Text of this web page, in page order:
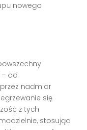
nowego
od
nadmiar
się
z tych
stosując